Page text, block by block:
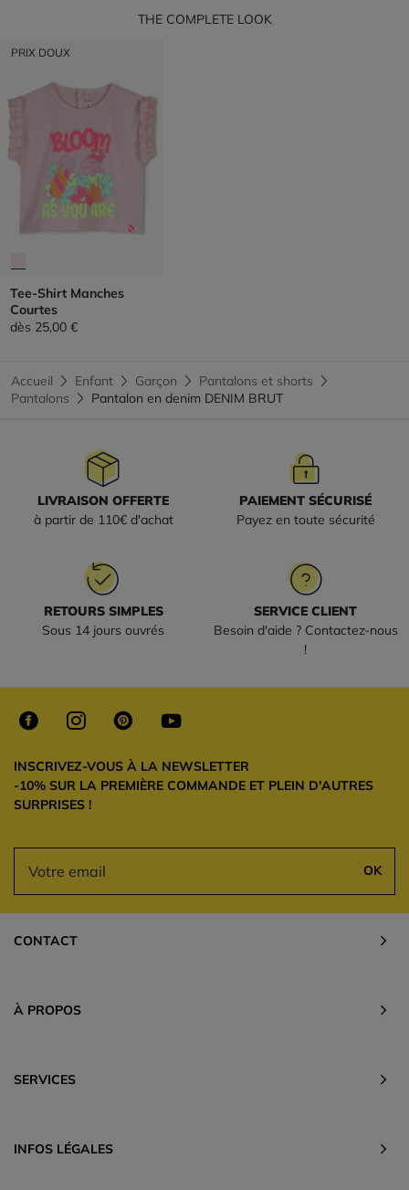
THE COMPLETE LOOK
PRIX DOUX
Tee-Shirt Manches
Courtes
dès 25,00 €
Accueil Enfant Garçon
Pantalons et shorts
Pantalons
Pantalon en denim DENIM BRUT
LIVRAISON OFFERTE
à partir de 110€ d'achat
PAIEMENT SÉCURISÉ
Payez en toute sécurité
RETOURS SIMPLES
Sous 14 jours ouvrés
SERVICE CLIENT
Besoin d'aide ? Contactez-nous
!
INSCRIVEZ-VOUS À LA NEWSLETTER
-10% SUR LA PREMIÈRE COMMANDE ET PLEIN D'AUTRES
SURPRISES !
OK
CONTACT
À PROPOS
SERVICES
INFOS LÉGALES